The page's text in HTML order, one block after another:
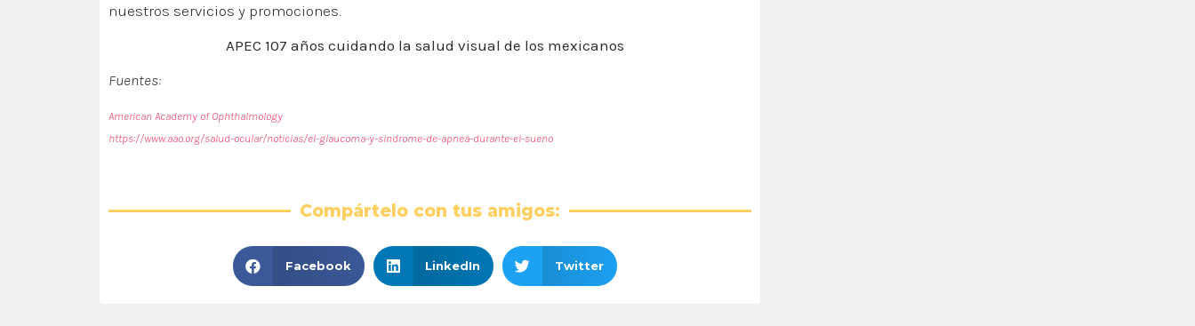
nuestros servicios y promociones.
APEC 107 años cuidando la salud visual de los mexicanos
Fuentes:
American Academy of Ophthalmology
https://www.aao.org/salud-ocular/noticias/el-glaucoma-y-sindrome-de-apnea-durante-el-sueno
Compártelo con tus amigos:
Facebook LinkedIn Twitter